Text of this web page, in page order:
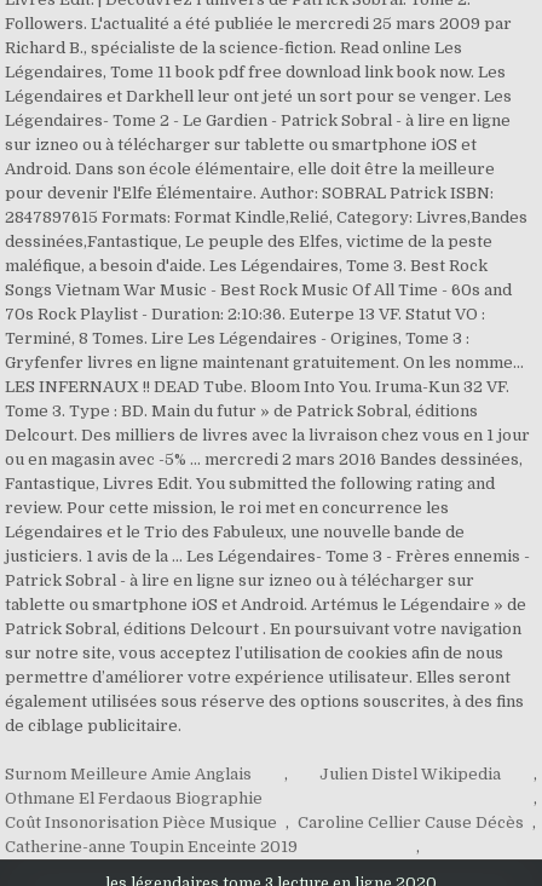
Surnom Meilleure Amie Anglais , Julien Distel Wikipedia
,
Othmane El Ferdaous Biographie
,
Coût Insonorisation Pièce Musique , Caroline Cellier Cause Décès ,
Catherine-anne Toupin Enceinte 2019
,